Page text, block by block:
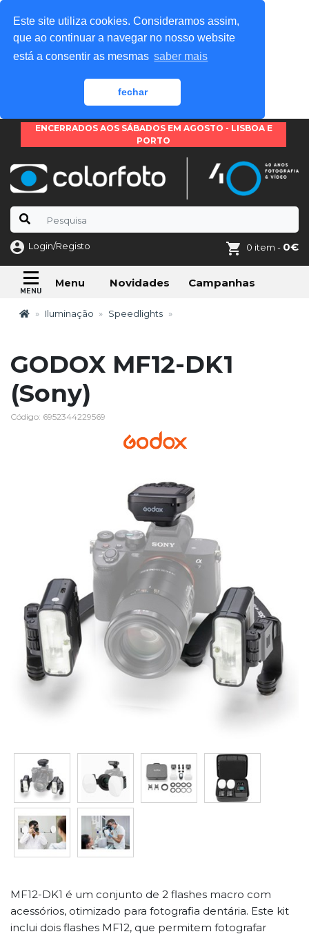
Este site utiliza cookies. Consideramos assim,
que ao continuar a navegar no nosso website
está a consentir as mesmas saber mais
fechar
ENCERRADOS AOS SÁBADOS EM AGOSTO - LISBOA E
PORTO
Login/Registo 0 item - 0€
Menu Novidades Campanhas
Iluminação Speedlights
GODOX MF12-DK1
(Sony)
Código: 6952344229569
MF12-DK1 é um conjunto de 2 flashes macro com
acessórios, otimizado para fotografia dentária. Este kit
inclui dois flashes MF12, que permitem fotografar